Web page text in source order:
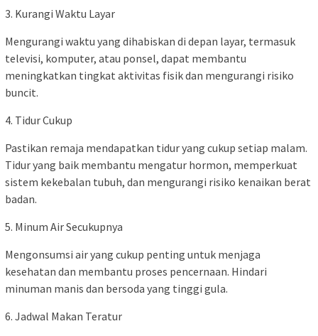
3. Kurangi Waktu Layar
Mengurangi waktu yang dihabiskan di depan layar, termasuk
televisi, komputer, atau ponsel, dapat membantu
meningkatkan tingkat aktivitas fisik dan mengurangi risiko
buncit.
4. Tidur Cukup
Pastikan remaja mendapatkan tidur yang cukup setiap malam.
Tidur yang baik membantu mengatur hormon, memperkuat
sistem kekebalan tubuh, dan mengurangi risiko kenaikan berat
badan.
5. Minum Air Secukupnya
Mengonsumsi air yang cukup penting untuk menjaga
kesehatan dan membantu proses pencernaan. Hindari
minuman manis dan bersoda yang tinggi gula.
6. Jadwal Makan Teratur